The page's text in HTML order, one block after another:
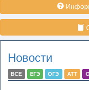
Новости
ВСЕ ЕГЭ ОГЭ АТТ